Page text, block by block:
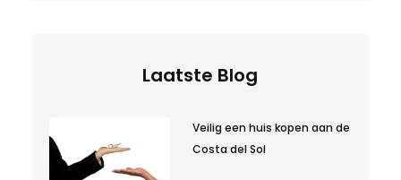
Laatste Blog
Veilig een huis kopen aan de
Costa del Sol